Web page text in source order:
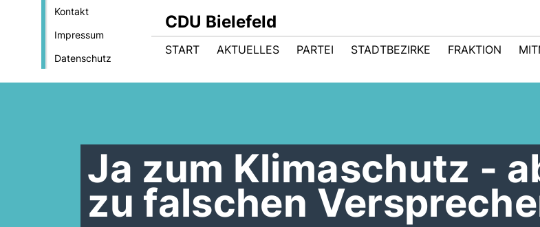
Kontakt
Impressum
Datenschutz
CDU Bielefeld
START AKTUELLES PARTEI STADTBEZIRKE FRAKTION
Ja zum Klimaschutz -
zu falschen